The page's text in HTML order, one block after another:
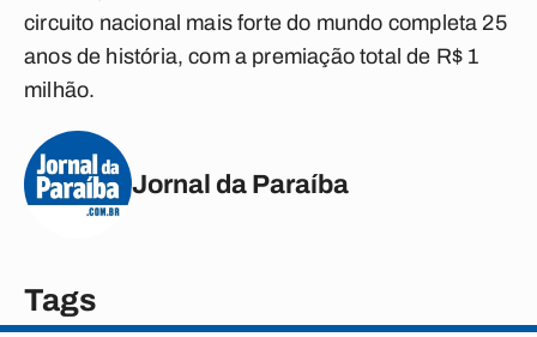
circuito nacional mais forte do mundo completa 25
anos de história, com a premiação total de R$ 1
milhão.
Jornal da Paraíba
Tags